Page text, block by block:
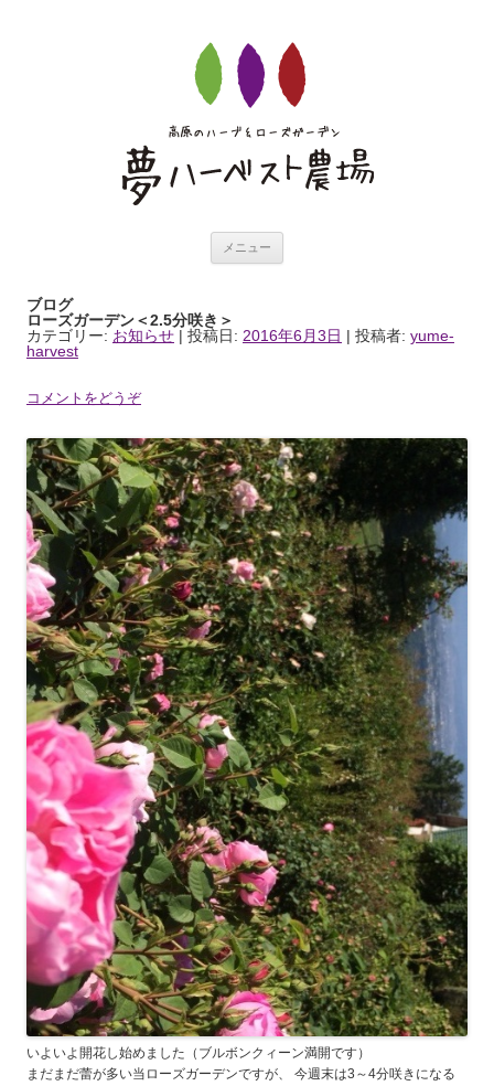
ログ
メニュー
ブログ
ローズガーデン＜2.5分咲き＞
カテゴリー: お知らせ | 投稿日: 2016年6月3日 | 投稿者: yume-
harvest
コメントをどうぞ
いよいよ開花し始めました（ブルボンクィーン満開です）
まだまだ蕾が多い当ローズガーデンですが、 今週末は3～4分咲きになる